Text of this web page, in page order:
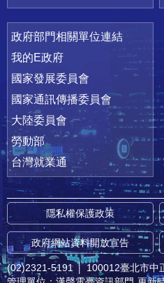
政府部門相關單位連結
我的E政府
國家發展委員會
國家通訊傳播委員會
大陸委員會
勞動部
台灣就業通
隱私權保護政策
政府網站資料開放宣告
(02)2321-5191 │ 100012臺北市中